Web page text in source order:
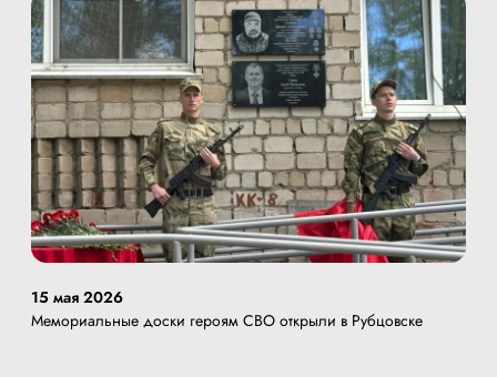
15 мая 2026
Мемориальные доски героям СВО открыли в Рубцовске